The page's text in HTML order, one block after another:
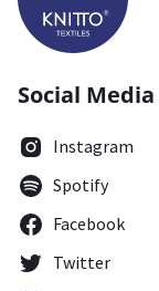
Social Media
Instagram
Spotify
Facebook
Twitter